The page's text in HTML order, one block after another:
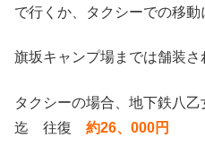
で行くか、タクシーでの移動
旗坂キャンプ場までは舗装さ
タクシーの場合、地下鉄八
迄 往復 約26、000円